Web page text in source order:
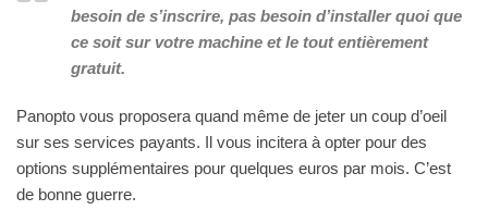
besoin de s’inscrire, pas besoin d’installer quoi que
ce soit sur votre machine et le tout entièrement
gratuit.
Panopto vous proposera quand même de jeter un coup d’oeil
sur ses services payants. Il vous incitera à opter pour des
options supplémentaires pour quelques euros par mois. C’est
de bonne guerre.